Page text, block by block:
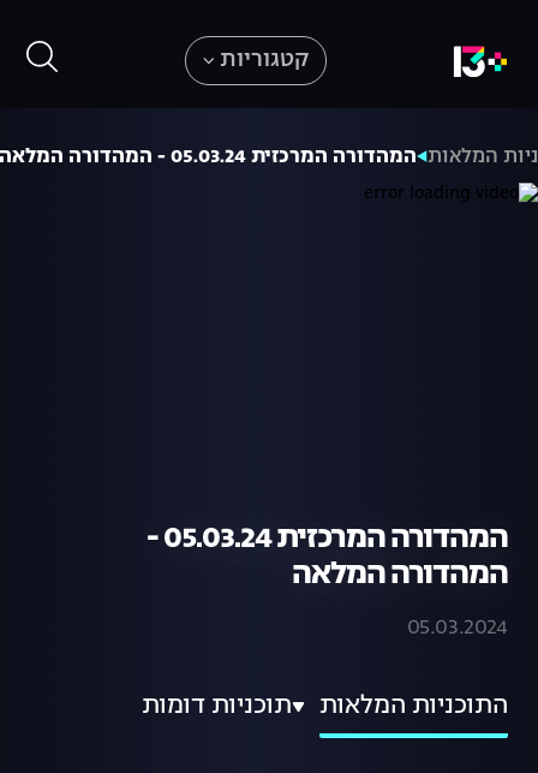
קטגוריות
המלאות המהדורה המרכזית 05.03.24 - המהדורה המלאה
המהדורה המרכזית 05.03.24 -
המהדורה המלאה
05.03.2024
התוכניות המלאות תוכניות דומות